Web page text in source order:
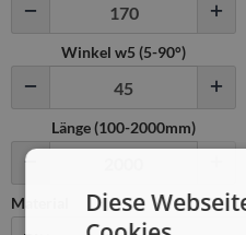
Winkel w5 (5-90°)
Länge (100-2000mm)
Material
Diese